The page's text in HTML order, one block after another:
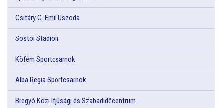
Csitáry G. Emil Uszoda
Sóstói Stadion
Köfém Sportcsarnok
Alba Regia Sportcsarnok
Bregyó Közi Ifjúsági és Szabadidőcentrum